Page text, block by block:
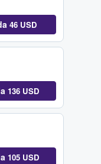
46 USD
136 USD
105 USD